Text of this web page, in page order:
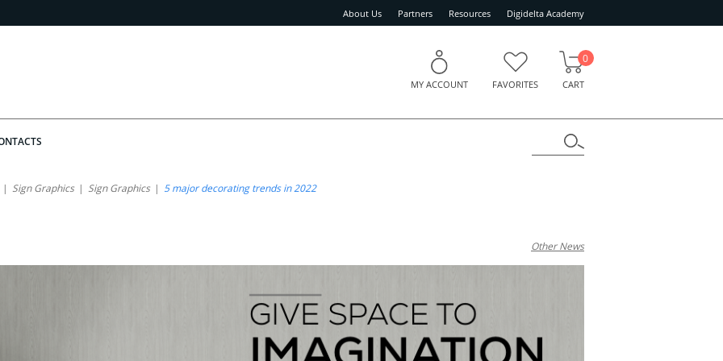
About Us Partners Resources Digidelta Academy
MY ACCOUNT FAVORITES CART
0
Sign Graphics Sign Graphics 5 major decorating trends in 2022
Other News